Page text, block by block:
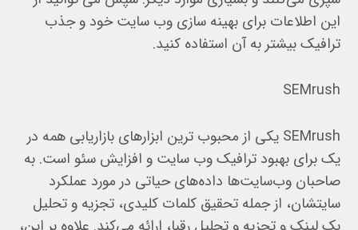
این اطلاعات برای بهینه سازی وب سایت خود و جذب
ترافیک بیشتر به آن استفاده کنید.
SEMrush
SEMrush یکی از محبوب ترین ابزارهای بازاریابی همه در
یک برای بهبود ترافیک وب سایت و افزایش سئو است. به
صاحبان وب‌سایت‌ها داده‌های حیاتی در مورد عملکرد
سایتشان، از جمله تحقیق کلمات کلیدی، تجزیه و تحلیل